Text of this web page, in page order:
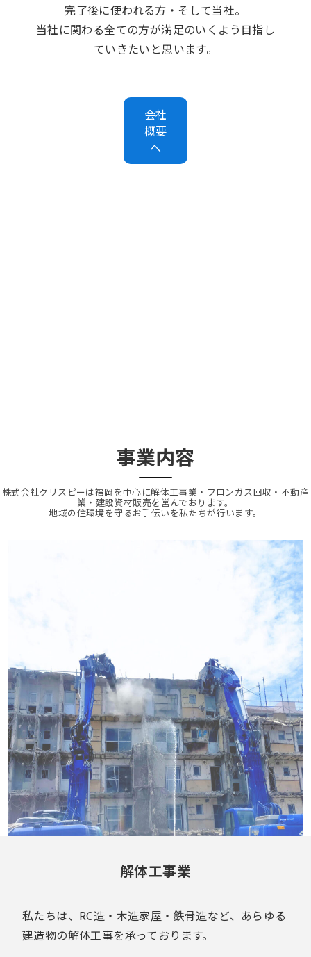
完了後に使われる方・そして当社。
当社に関わる全ての方が満足のいくよう目指し
ていきたいと思います。
会社
概要
へ
事業内容
株式会社クリスピーは福岡を中心に解体工事業・フロンガス回収・不動産
業・建設資材販売を営んでおります。
地域の住環境を守るお手伝いを私たちが行います。
解体工事業
私たちは、RC造・木造家屋・鉄骨造など、あらゆる
建造物の解体工事を承っております。